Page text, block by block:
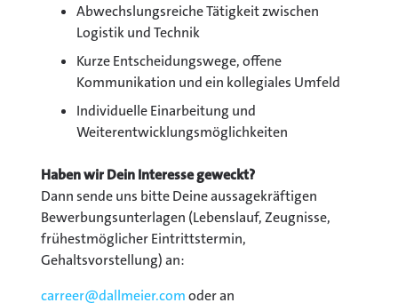
Abwechslungsreiche Tätigkeit zwischen
Logistik und Technik
Kurze Entscheidungswege, offene
Kommunikation und ein kollegiales Umfeld
Individuelle Einarbeitung und
Weiterentwicklungsmöglichkeiten
Haben wir Dein Interesse geweckt?
Dann sende uns bitte Deine aussagekräftigen
Bewerbungsunterlagen (Lebenslauf, Zeugnisse,
frühestmöglicher Eintrittstermin,
Gehaltsvorstellung) an:
carreer@dallmeier.comoder an